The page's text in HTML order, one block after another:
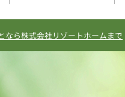
なら株式会社リゾートホームまで